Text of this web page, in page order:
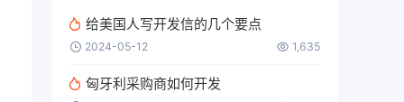
给美国人写开发信的几个要点
2024-05-12 1,635
匈牙利采购商如何开发